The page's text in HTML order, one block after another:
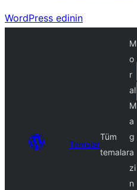
WordPress edinin
Temalar
Tüm
temalar
M
o
r
al
M
a
g
a
zi
n